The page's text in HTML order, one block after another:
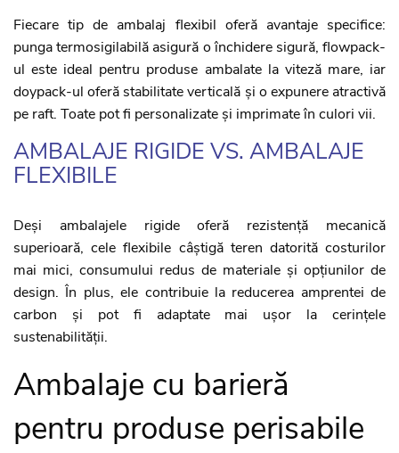
Fiecare tip de ambalaj flexibil oferă avantaje specifice:
punga termosigilabilă asigură o închidere sigură, flowpack-
ul este ideal pentru produse ambalate la viteză mare, iar
doypack-ul oferă stabilitate verticală și o expunere atractivă
pe raft. Toate pot fi personalizate și imprimate în culori vii.
AMBALAJE RIGIDE VS. AMBALAJE
FLEXIBILE
Deși ambalajele rigide oferă rezistență mecanică
superioară, cele flexibile câștigă teren datorită costurilor
mai mici, consumului redus de materiale și opțiunilor de
design. În plus, ele contribuie la reducerea amprentei de
carbon și pot fi adaptate mai ușor la cerințele
sustenabilității.
Ambalaje cu barieră
pentru produse perisabile